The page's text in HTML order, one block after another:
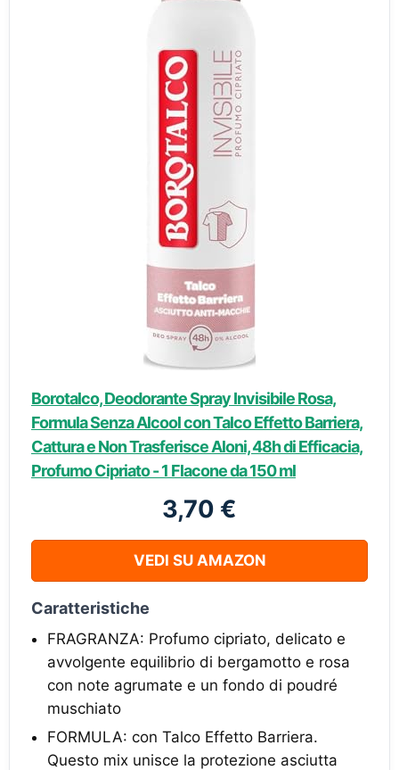
Borotalco, Deodorante Spray Invisibile Rosa,
Formula Senza Alcool con Talco Effetto Barriera,
Cattura e Non Trasferisce Aloni, 48h di Efficacia,
Profumo Cipriato - 1 Flacone da 150 ml
3,70 €
VEDI SU AMAZON
Caratteristiche
FRAGRANZA: Profumo cipriato, delicato e
avvolgente equilibrio di bergamotto e rosa
con note agrumate e un fondo di poudré
muschiato
FORMULA: con Talco Effetto Barriera.
Questo mix unisce la protezione asciutta